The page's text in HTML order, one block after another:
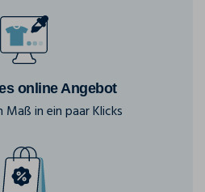
online Angebot
in ein paar Klicks